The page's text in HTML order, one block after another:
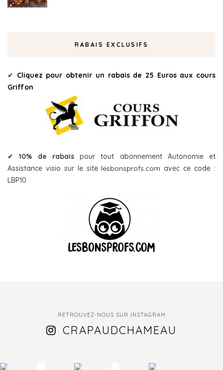
RABAIS EXCLUSIFS
✔ Cliquez pour obtenir un rabais de 25 Euros aux cours
Griffon
✔10% de rabaispour tout abonnement Autonomie et
Assistance visio sur le site lesbonsprofs.com avec ce code :
LBP10
RETROUVEZ-NOUS SUR INSTAGRAM
CRAPAUDCHAMEAU